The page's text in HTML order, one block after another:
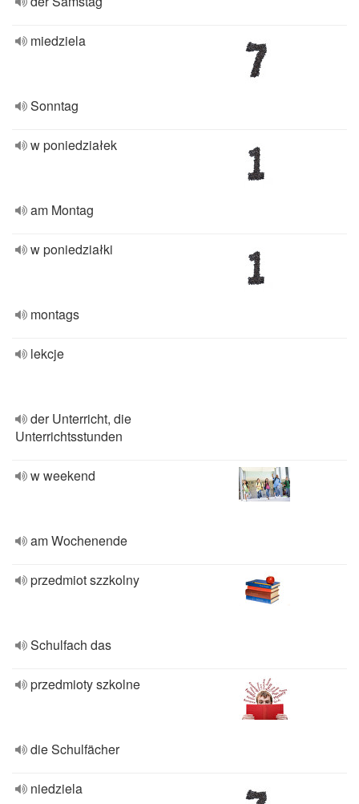
miedziela
Sonntag
w poniedziałek
am Montag
w poniedziałki
montags
lekcje
der Unterricht, die
Unterrichtsstunden
w weekend
am Wochenende
przedmiot szzkolny
Schulfach das
przedmioty szkolne
die Schulfächer
niedziela